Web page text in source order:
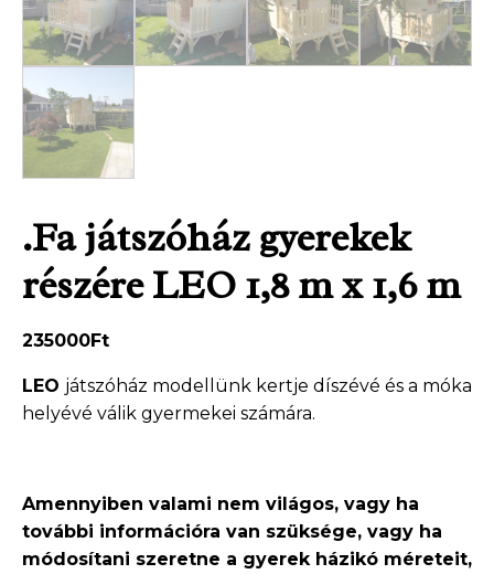
.Fa játszóház gyerekek
részére LEO 1,8 m x 1,6 m
235000Ft
LEO játszóház modellünk kertje díszévé és a móka
helyévé válik gyermekei számára.
Amennyiben valami nem világos, vagy ha
további információra van szüksége, vagy ha
módosítani szeretne a gyerek házikó méreteit,